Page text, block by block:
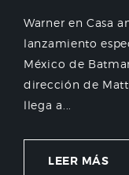
Warner en Casa
lanzamiento
México de
dirección de
llega a...
LEER MÁS